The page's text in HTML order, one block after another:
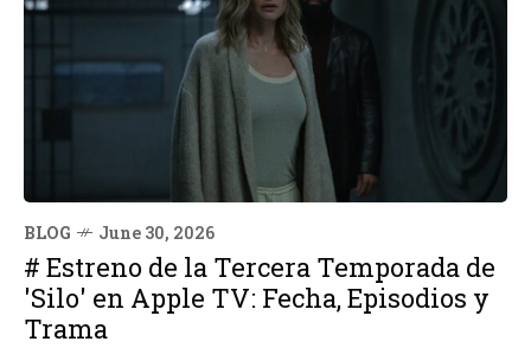
BLOG June 30, 2026
# Estreno de la Tercera Temporada de
'Silo' en Apple TV: Fecha, Episodios y
Trama